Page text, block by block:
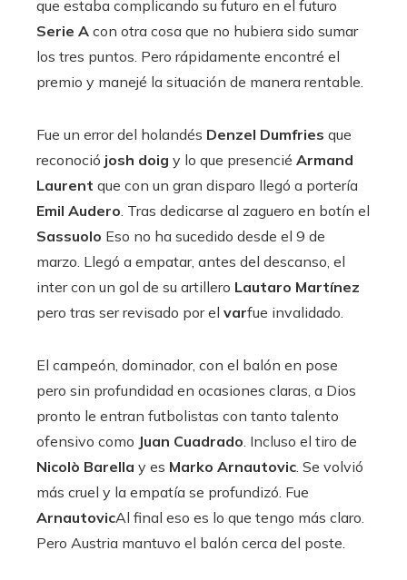
que estaba complicando su futuro en el futuro
Serie A con otra cosa que no hubiera sido sumar
los tres puntos. Pero rápidamente encontré el
premio y manejé la situación de manera rentable.
Fue un error del holandés Denzel Dumfries que
reconoció josh doig y lo que presencié Armand
Laurent que con un gran disparo llegó a portería
Emil Audero . Tras dedicarse al zaguero en botín el
Sassuolo Eso no ha sucedido desde el 9 de
marzo. Llegó a empatar, antes del descanso, el
inter con un gol de su artillero Lautaro Martínez
pero tras ser revisado por el varfue invalidado.
El campeón, dominador, con el balón en pose
pero sin profundidad en ocasiones claras, a Dios
pronto le entran futbolistas con tanto talento
ofensivo como Juan Cuadrado . Incluso el tiro de
Nicolò Barella y es Marko Arnautovic . Se volvió
más cruel y la empatía se profundizó. Fue
ArnautovicAl final eso es lo que tengo más claro.
Pero Austria mantuvo el balón cerca del poste.